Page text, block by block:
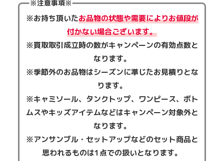
※注意事項※
※お持ち頂いたお品物の状態や需要によりお値段が
付かない場合ございます。
※買取取引成立時の数がキャンペーンの有効点数と
なります。
※季節外のお品物はシーズンに準じたお見積りとな
ります。
※キャミソール、タンクトップ、ワンピース、ボト
ムスやキッズアイテムなどはキャンペーン対象外と
なります。
※アンサンブル・セットアップなどのセット商品と
思われるものは1点での扱いとなります。